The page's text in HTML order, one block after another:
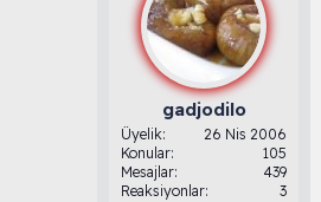
gadjodilo
Üyelik
26 Nis 2006
Konular
105
Mesajlar
439
Reaksiyonlar
3